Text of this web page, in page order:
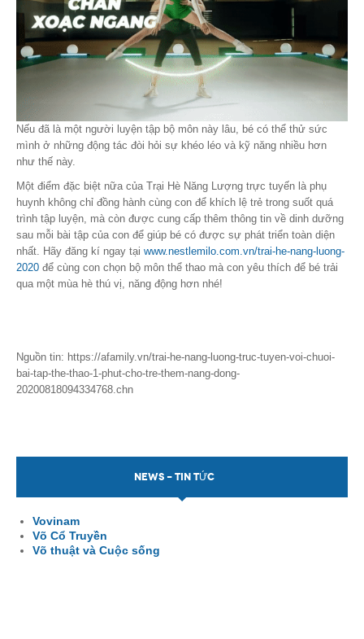
Nếu đã là một người luyện tập bộ môn này lâu, bé có thể thử sức
mình ở những động tác đòi hỏi sự khéo léo và kỹ năng nhiều hơn
như thế này.
Một điểm đặc biệt nữa của Trại Hè Năng Lượng trực tuyến là phụ
huynh không chỉ đồng hành cùng con để khích lệ trẻ trong suốt quá
trình tập luyện, mà còn được cung cấp thêm thông tin về dinh dưỡng
sau mỗi bài tập của con để giúp bé có được sự phát triển toàn diện
nhất. Hãy đăng kí ngay tại www.nestlemilo.com.vn/trai-he-nang-luong-
2020 để cùng con chọn bộ môn thể thao mà con yêu thích để bé trải
qua một mùa hè thú vị, năng động hơn nhé!
Nguồn tin: https://afamily.vn/trai-he-nang-luong-truc-tuyen-voi-chuoi-
bai-tap-the-thao-1-phut-cho-tre-them-nang-dong-
20200818094334768.chn
NEWS - TIN TỨC
Vovinam
Võ Cổ Truyền
Võ thuật và Cuộc sống